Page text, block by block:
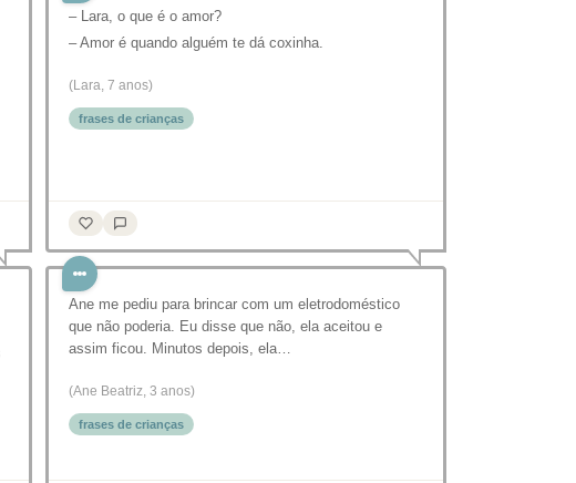
– Lara, o que é o amor?
– Amor é quando alguém te dá coxinha.
(Lara, 7 anos)
frases de crianças
Ane me pediu para brincar com um eletrodoméstico
que não poderia. Eu disse que não, ela aceitou e
assim ficou. Minutos depois, ela…
(Ane Beatriz, 3 anos)
frases de crianças